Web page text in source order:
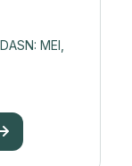
MEI,